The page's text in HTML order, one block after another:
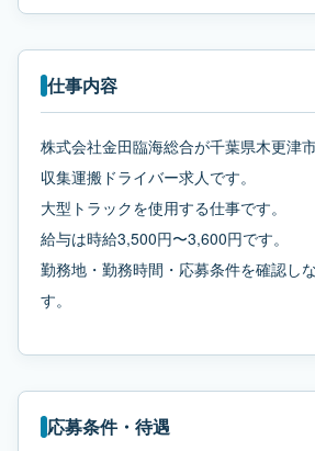
仕事内容
株式会社金田臨海総合が千葉県木更津
収集運搬ドライバー求人です。
大型トラックを使用する仕事です。
給与は時給3,500円〜3,600円です。
勤務地・勤務時間・応募条件を確認し
す。
応募条件・待遇